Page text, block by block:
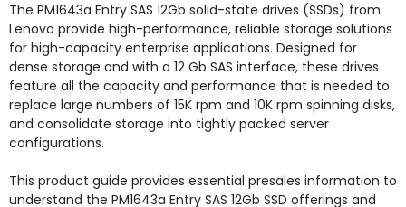
The PM1643a Entry SAS 12Gb solid-state drives (SSDs) from
Lenovo provide high-performance, reliable storage solutions
for high-capacity enterprise applications. Designed for
dense storage and with a 12 Gb SAS interface, these drives
feature all the capacity and performance that is needed to
replace large numbers of 15K rpm and 10K rpm spinning disks,
and consolidate storage into tightly packed server
configurations.
This product guide provides essential presales information to
understand the PM1643a Entry SAS 12Gb SSD offerings and